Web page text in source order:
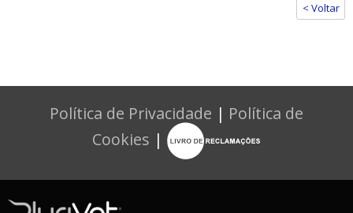
< Voltar
Política de Privacidade | Política de
Cookies |